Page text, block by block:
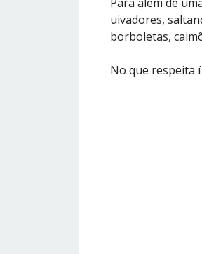
uivadores,
borboletas,
No que respeita